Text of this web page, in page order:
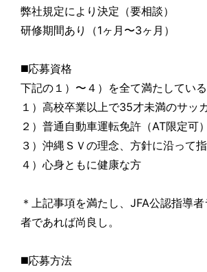
弊社規定により決定（要相談）
研修期間あり（1ヶ月〜3ヶ月）
◼️応募資格
下記の１）〜４）を全て満たしている
１）高校卒業以上で35才未満のサッ
２）普通自動車運転免許（AT限定可）
３）沖縄ＳＶの理念、方針に沿って
４）心身ともに健康な方
＊上記事項を満たし、JFA公認指導
者であれば尚良し。
◼️応募方法